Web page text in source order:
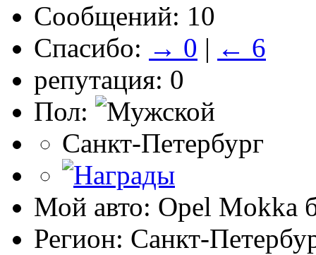
Сообщений: 10
Спасибо: → 0 | ← 6
репутация: 0
Пол:
Санкт-Петербург
Мой авто: Opel
Регион: Санкт-